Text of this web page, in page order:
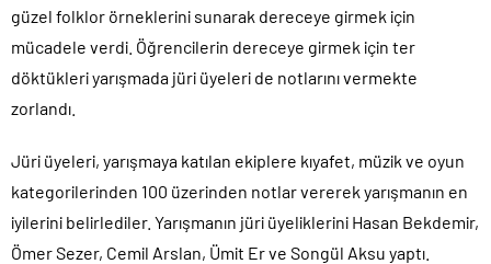
güzel folklor örneklerini sunarak dereceye girmek için
mücadele verdi. Öğrencilerin dereceye girmek için ter
döktükleri yarışmada jüri üyeleri de notlarını vermekte
zorlandı.
Jüri üyeleri, yarışmaya katılan ekiplere kıyafet, müzik ve oyun
kategorilerinden 100 üzerinden notlar vererek yarışmanın en
iyilerini belirlediler. Yarışmanın jüri üyeliklerini Hasan Bekdemir,
Ömer Sezer, Cemil Arslan, Ümit Er ve Songül Aksu yaptı.